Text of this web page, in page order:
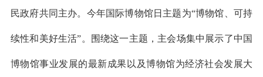
民政府共同主办。今年国际博物馆日主题为“博物馆、可持
续性和美好生活”。围绕这一主题，主会场集中展示了中国
博物馆事业发展的最新成果以及博物馆为经济社会发展大